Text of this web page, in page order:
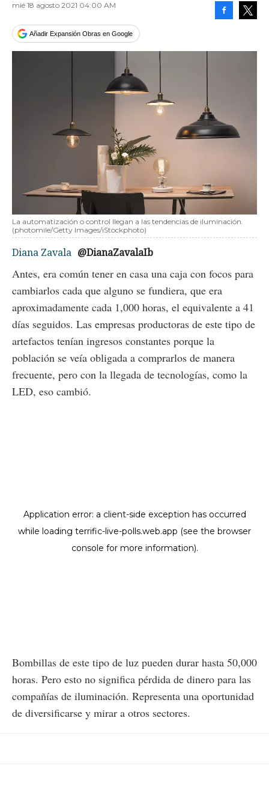
mié 18 agosto 2021 04:00 AM
Añadir Expansión Obras en Google
La automatización o control llegan a las tendencias de iluminación.
(photomile/Getty Images/iStockphoto)
Diana Zavala @DianaZavalaIb
Antes, era común tener en casa una caja con focos para
cambiarlos cada que alguno se fundiera, que era
aproximadamente cada 1,000 horas, el equivalente a 41
días seguidos. Las empresas productoras de este tipo de
artefactos tenían ingresos constantes porque la
población se veía obligada a comprarlos de manera
frecuente, pero con la llegada de tecnologías, como la
LED, eso cambió.
Bombillas de este tipo de luz pueden durar hasta 50,000
horas. Pero esto no significa pérdida de dinero para las
compañías de iluminación. Representa una oportunidad
de diversificarse y mirar a otros sectores.